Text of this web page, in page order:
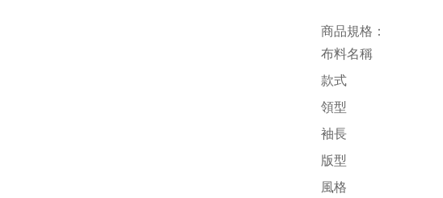
商品規格：
布料名稱
款式
領型
袖長
版型
風格